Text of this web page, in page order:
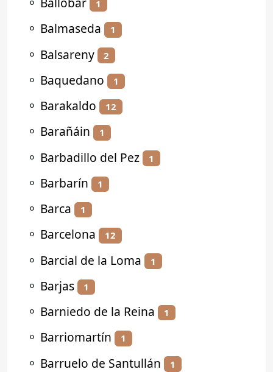
1
⚬ Balmaseda 1
⚬ Balsareny 2
⚬ Baquedano 1
⚬ Barakaldo 12
⚬ Barañáin 1
⚬ Barbadillo del Pez 1
⚬ Barbarín 1
⚬ Barca 1
⚬ Barcelona 12
⚬ Barcial de la Loma 1
⚬ Barjas 1
⚬ Barniedo de la Reina 1
⚬ Barriomartín 1
⚬ Barruelo de Santullán 1